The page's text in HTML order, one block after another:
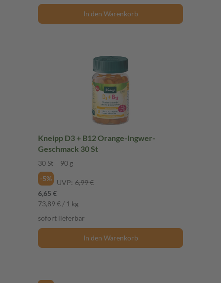
In den Warenkorb
Kneipp D3 + B12 Orange-Ingwer-
Geschmack 30 St
30 St = 90 g
-5%
UVP: 6,99 €
6,65 €
73,89 € / 1 kg
sofort lieferbar
In den Warenkorb